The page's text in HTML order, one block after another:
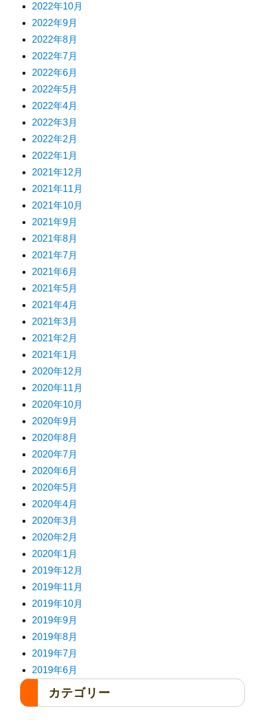
2022年10月
2022年9月
2022年8月
2022年7月
2022年6月
2022年5月
2022年4月
2022年3月
2022年2月
2022年1月
2021年12月
2021年11月
2021年10月
2021年9月
2021年8月
2021年7月
2021年6月
2021年5月
2021年4月
2021年3月
2021年2月
2021年1月
2020年12月
2020年11月
2020年10月
2020年9月
2020年8月
2020年7月
2020年6月
2020年5月
2020年4月
2020年3月
2020年2月
2020年1月
2019年12月
2019年11月
2019年10月
2019年9月
2019年8月
2019年7月
2019年6月
カテゴリー